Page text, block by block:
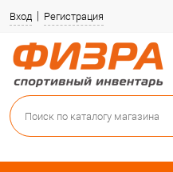
Вход Регистрация